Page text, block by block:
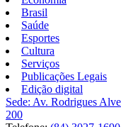
Brasil
Saúde
Esportes
Cultura
Serviços
Publicações Legais
Edição digital
Sede: Av. Rodrigues
200